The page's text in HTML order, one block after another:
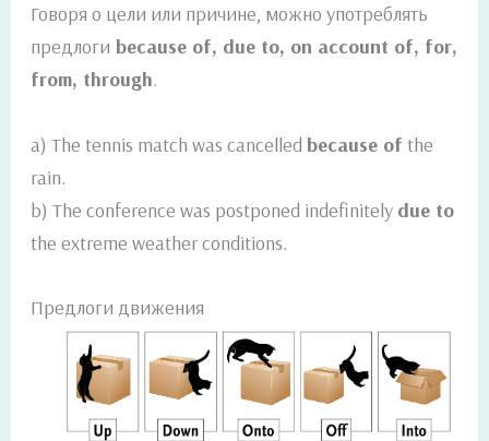
Говоря о цели или причине, можно употреблять
предлоги because of, due to, on account of, for,
from, through.
a) The tennis match was cancelled because of the
rain.
b) The conference was postponed indefinitely due to
the extreme weather conditions.
Предлоги движения